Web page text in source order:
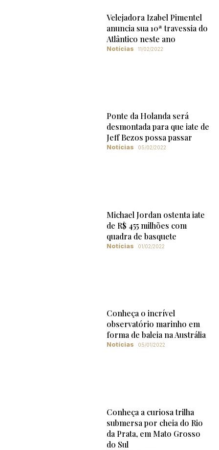
Velejadora Izabel Pimentel
anuncia sua 10ª travessia do
Atlântico neste ano
Notícias 11/02/2022
Ponte da Holanda será
desmontada para que iate de
Jeff Bezos possa passar
Notícias 05/02/2022
Michael Jordan ostenta iate
de R$ 455 milhões com
quadra de basquete
Notícias 01/02/2022
Conheça o incrível
observatório marinho em
forma de baleia na Austrália
Notícias 05/01/2022
Conheça a curiosa trilha
submersa por cheia do Rio
da Prata, em Mato Grosso
do Sul